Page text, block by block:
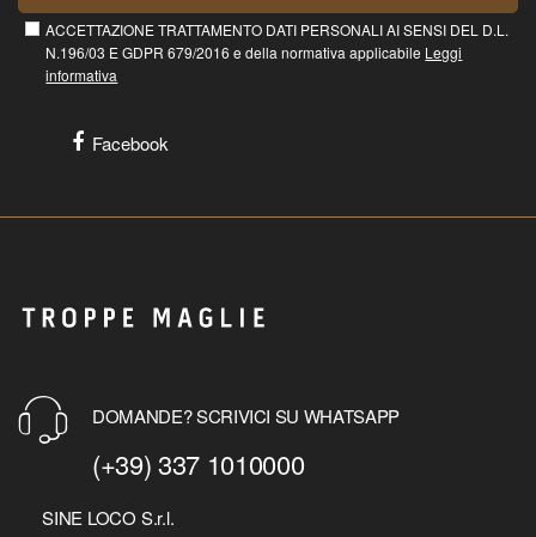
ACCETTAZIONE TRATTAMENTO DATI PERSONALI AI SENSI DEL D.L.
N.196/03 E GDPR 679/2016 e della normativa applicabile Leggi
informativa
Facebook
DOMANDE? SCRIVICI SU WHATSAPP
(+39) 337 1010000
SINE LOCO S.r.l.